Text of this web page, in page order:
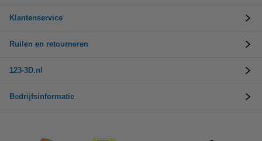
Klantenservice
Ruilen en retourneren
123-3D.nl
Bedrijfsinformatie